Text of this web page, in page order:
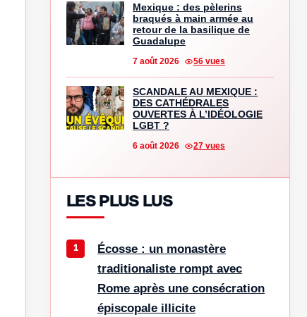
Mexique : des pèlerins
braqués à main armée au
retour de la basilique de
Guadalupe
7 août 2026 56 vues
SCANDALE AU MEXIQUE :
DES CATHÉDRALES
OUVERTES À L’IDÉOLOGIE
LGBT ?
6 août 2026 27 vues
LES PLUS LUS
Écosse : un monastère
traditionaliste rompt avec
Rome après une consécration
épiscopale illicite